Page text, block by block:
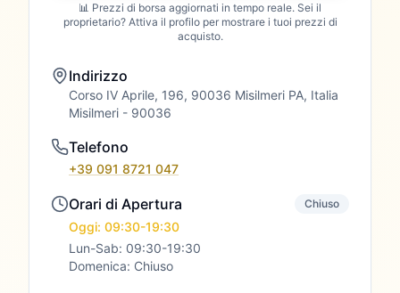
📊 Prezzi di borsa aggiornati in tempo reale. Sei il
proprietario? Attiva il profilo per mostrare i tuoi prezzi di
acquisto.
Indirizzo
Corso IV Aprile, 196, 90036 Misilmeri PA, Italia
Misilmeri - 90036
Telefono
+39 091 8721 047
Orari di Apertura Chiuso
Oggi: 09:30-19:30
Lun-Sab: 09:30-19:30
Domenica: Chiuso